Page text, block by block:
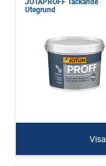
JOTAPROFF Täckande
Utegrund
Visa